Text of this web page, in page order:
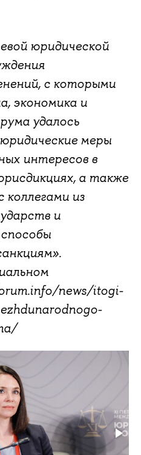
юридической
с которыми
экономика и
удалось
меры
интересов в
а также
коллегами из
и
news/itogi-